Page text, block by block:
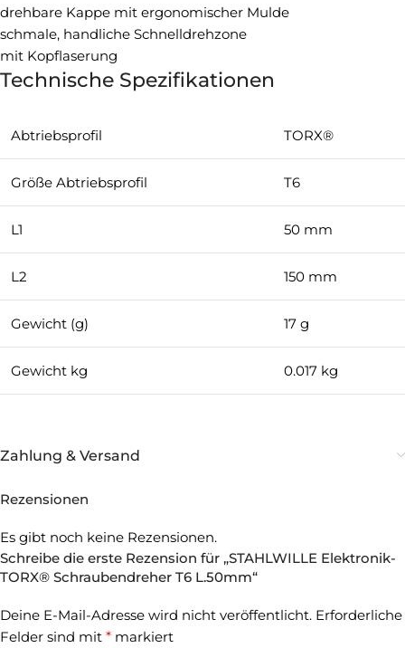
drehbare Kappe mit ergonomischer Mulde
schmale, handliche Schnelldrehzone
mit Kopflaserung
Technische Spezifikationen
Abtriebsprofil TORX®
Größe Abtriebsprofil T6
L1 50 mm
L2 150 mm
Gewicht (g) 17 g
Gewicht kg 0.017 kg
Zahlung & Versand
Rezensionen
Es gibt noch keine Rezensionen.
Schreibe die erste Rezension für „STAHLWILLE Elektronik-
TORX® Schraubendreher T6 L.50mm“
Deine E-Mail-Adresse wird nicht veröffentlicht. Erforderliche
Felder sind mit * markiert